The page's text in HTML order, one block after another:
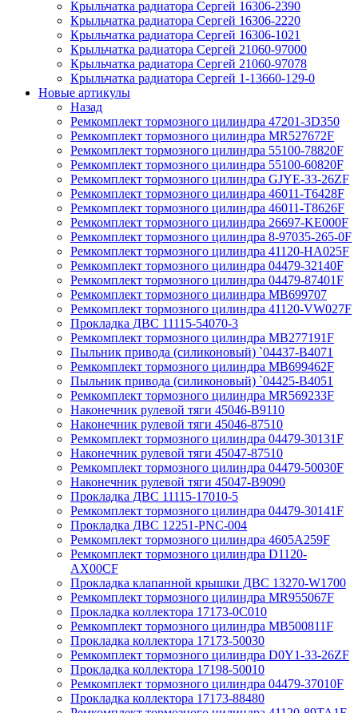
Крыльчатка радиатора Сергей 16306-2390
Крыльчатка радиатора Сергей 16306-2220
Крыльчатка радиатора Сергей 16306-1021
Крыльчатка радиатора Сергей 21060-97000
Крыльчатка радиатора Сергей 21060-97078
Крыльчатка радиатора Сергей 1-13660-129-0
Новые артикулы
Назад
Ремкомплект тормозного цилиндра 47201-3D350
Ремкомплект тормозного цилиндра MR527672F
Ремкомплект тормозного цилиндра 55100-78820F
Ремкомплект тормозного цилиндра 55100-60820F
Ремкомплект тормозного цилиндра GJYE-33-26ZF
Ремкомплект тормозного цилиндра 46011-T6428F
Ремкомплект тормозного цилиндра 46011-T8626F
Ремкомплект тормозного цилиндра 26697-KE000F
Ремкомплект тормозного цилиндра 8-97035-265-0F
Ремкомплект тормозного цилиндра 41120-HA025F
Ремкомплект тормозного цилиндра 04479-32140F
Ремкомплект тормозного цилиндра 04479-87401F
Ремкомплект тормозного цилиндра MB699707
Ремкомплект тормозного цилиндра 41120-VW027F
Прокладка ДВС 11115-54070-3
Ремкомплект тормозного цилиндра MB277191F
Пыльник привода (силиконовый) `04437-B4071
Ремкомплект тормозного цилиндра MB699462F
Пыльник привода (силиконовый) `04425-B4051
Ремкомплект тормозного цилиндра MR569233F
Наконечник рулевой тяги 45046-B9110
Наконечник рулевой тяги 45046-87510
Ремкомплект тормозного цилиндра 04479-30131F
Наконечник рулевой тяги 45047-87510
Ремкомплект тормозного цилиндра 04479-50030F
Наконечник рулевой тяги 45047-B9090
Прокладка ДВС 11115-17010-5
Ремкомплект тормозного цилиндра 04479-30141F
Прокладка ДВС 12251-PNC-004
Ремкомплект тормозного цилиндра 4605A259F
Ремкомплект тормозного цилиндра D1120-
AX00CF
Прокладка клапанной крышки ДВС 13270-W1700
Ремкомплект тормозного цилиндра MR955067F
Прокладка коллектора 17173-0C010
Ремкомплект тормозного цилиндра MB500811F
Прокладка коллектора 17173-50030
Ремкомплект тормозного цилиндра D0Y1-33-26ZF
Прокладка коллектора 17198-50010
Ремкомплект тормозного цилиндра 04479-37010F
Прокладка коллектора 17173-88480